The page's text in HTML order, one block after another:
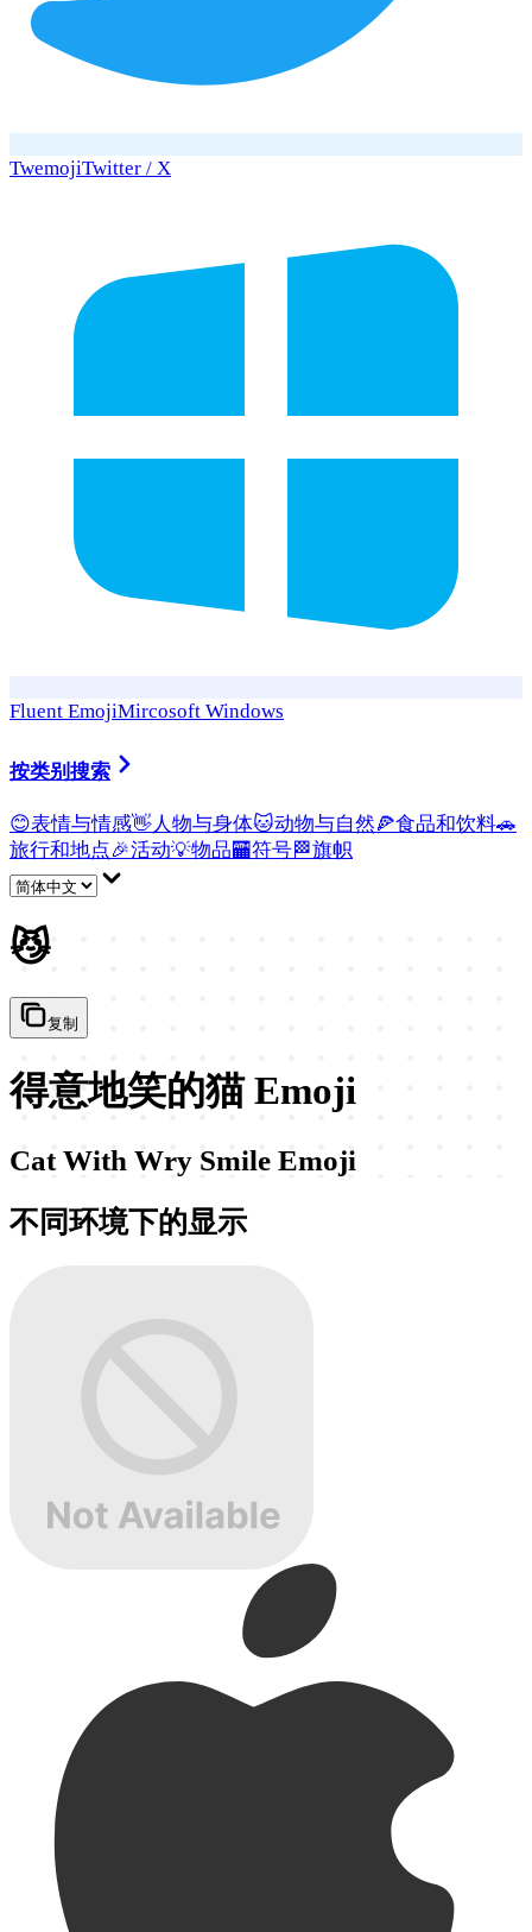
TwemojiTwitter / X
Fluent EmojiMircosoft Windows
按类别搜索
😊表情与情感👋 人物与身体🐱动物与自然🍕食品和饮料🚗
旅行和地点🎉活动💡物品🏧符号🏁旗帜
😼
复制
得意地笑的猫 Emoji
Cat With Wry Smile Emoji
不同环境下的显示